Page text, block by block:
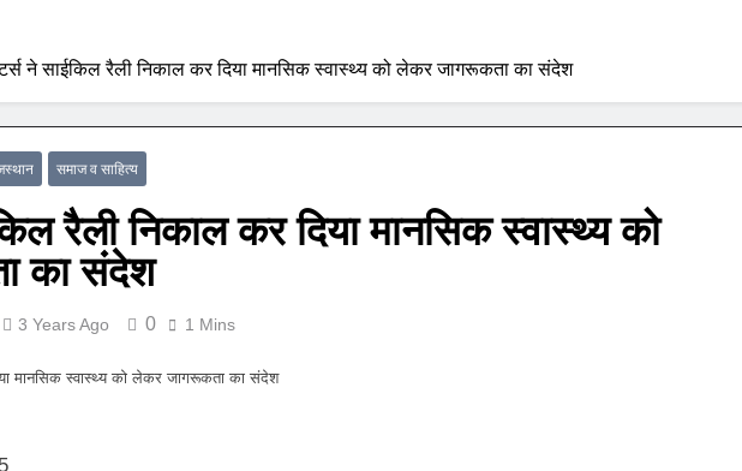
ने साईकिल रैली निकाल कर दिया मानसिक स्वास्थ्य को लेकर जागरूकता का संदेश
समाज व साहित्य
रैली निकाल कर दिया मानसिक स्वास्थ्य को
का संदेश
3 Years Ago 0 1 Mins
मानसिक स्वास्थ्य को लेकर जागरूकता का संदेश